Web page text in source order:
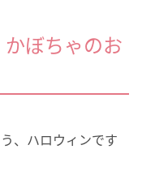
かぼちゃのお
、ハロウィンです